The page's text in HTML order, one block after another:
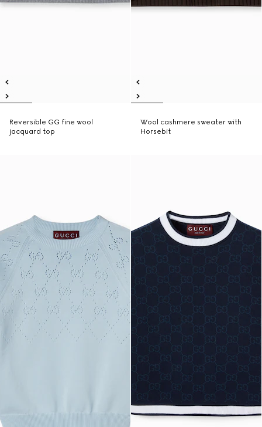
Reversible GG fine wool
jacquard top
Wool cashmere sweater with
Horsebit